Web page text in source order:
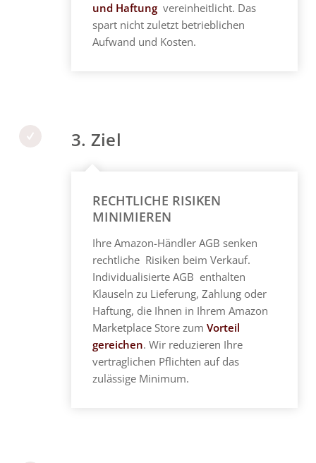
und Haftung vereinheitlicht. Das
spart nicht zuletzt betrieblichen
Aufwand und Kosten.
3. Ziel
RECHTLICHE RISIKEN
MINIMIEREN
Ihre Amazon-Händler AGB senken
rechtliche Risiken beim Verkauf.
Individualisierte AGB enthalten
Klauseln zu Lieferung, Zahlung oder
Haftung, die Ihnen in Ihrem Amazon
Marketplace Store zumVorteil
gereichen. Wir reduzieren Ihre
vertraglichen Pflichten auf das
zulässige Minimum.